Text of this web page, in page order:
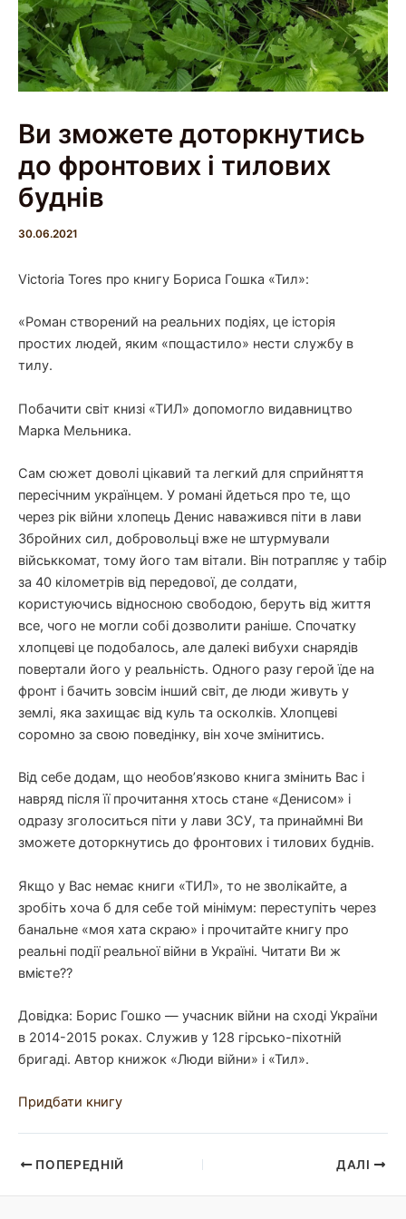
Ви зможете доторкнутись
до фронтових і тилових
буднів
30.06.2021
Victoria Tores про книгу Бориса Гошка «Тил»:
«Роман створений на реальних подіях, це історія
простих людей, яким «пощастило» нести службу в
тилу.
Побачити світ книзі «ТИЛ» допомогло видавництво
Марка Мельника.
Сам сюжет доволі цікавий та легкий для сприйняття
пересічним українцем. У романі йдеться про те, що
через рік війни хлопець Денис наважився піти в лави
Збройних сил, добровольці вже не штурмували
військкомат, тому його там вітали. Він потрапляє у табір
за 40 кілометрів від передової, де солдати,
користуючись відносною свободою, беруть від життя
все, чого не могли собі дозволити раніше. Спочатку
хлопцеві це подобалось, але далекі вибухи снарядів
повертали його у реальність. Одного разу герой їде на
фронт і бачить зовсім інший світ, де люди живуть у
землі, яка захищає від куль та осколків. Хлопцеві
соромно за свою поведінку, він хоче змінитись.
Від себе додам, що необов’язково книга змінить Вас і
навряд після її прочитання хтось стане «Денисом» і
одразу зголоситься піти у лави ЗСУ, та принаймні Ви
зможете доторкнутись до фронтових і тилових буднів.
Якщо у Вас немає книги «ТИЛ», то не зволікайте, а
зробіть хоча б для себе той мінімум: переступіть через
банальне «моя хата скраю» і прочитайте книгу про
реальні події реальної війни в Україні. Читати Ви ж
вмієте??
Довідка: Борис Гошко — учасник війни на сході України
в 2014-2015 роках. Служив у 128 гірсько-піхотній
бригаді. Автор книжок «Люди війни» і «Тил».
Придбати книгу
Навігація
ПОПЕРЕДНІЙ ДАЛІ